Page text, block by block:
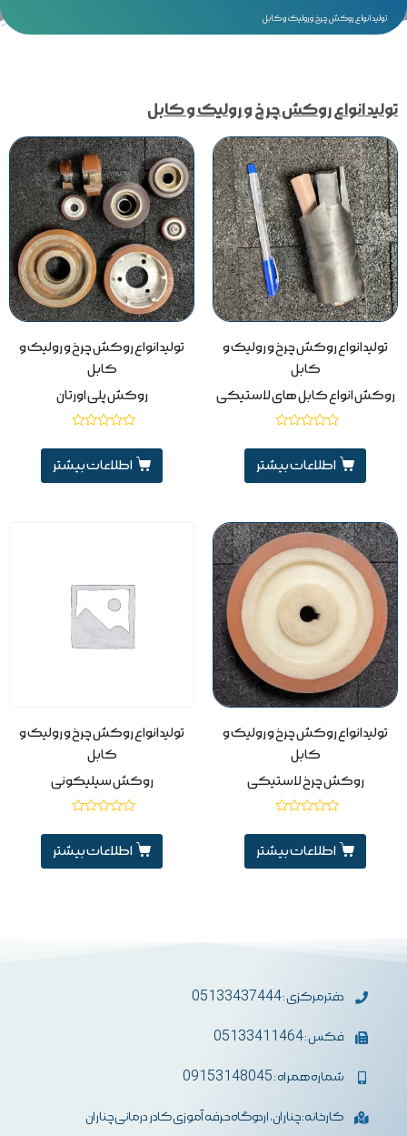
تولید انواع روکش چرخ و رولیک و کابل
تولید انواع روکش چرخ و رولیک و کابل
تولید انواع روکش چرخ و رولیک و
کابل
روکش انواع کابل های لاستیکی
0
از
5اطلاعات بیشتر
تولید انواع روکش چرخ و رولیک و
کابل
روکش پلی اورتان
0
از
5اطلاعات بیشتر
تولید انواع روکش چرخ و رولیک و
کابل
روکش چرخ لاستیکی
0
از
5اطلاعات بیشتر
تولید انواع روکش چرخ و رولیک و
کابل
روکش سیلیکونی
0
از
5اطلاعات بیشتر
دفترمرکزی : 05133437444
فکس : 05133411464
شماره همراه : 09153148045
کارخانه: چناران، اردوگاه حرفه آموزی کادر درمانی چناران